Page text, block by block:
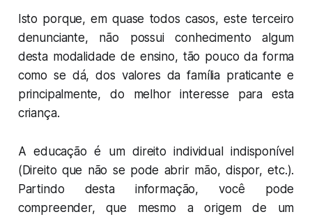
Isto porque, em quase todos casos, este terceiro
denunciante, não possui conhecimento algum
desta modalidade de ensino, tão pouco da forma
como se dá, dos valores da família praticante e
principalmente, do melhor interesse para esta
criança.
A educação é um direito individual indisponível
(Direito que não se pode abrir mão, dispor, etc.).
Partindo desta informação, você pode
compreender, que mesmo a origem de um